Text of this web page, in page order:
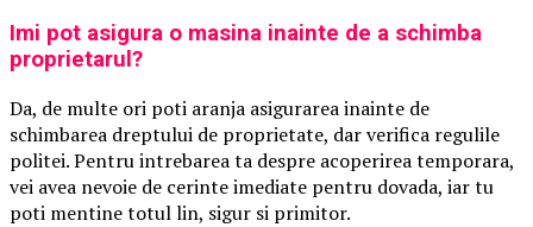
Imi pot asigura o masina inainte de a schimba
proprietarul?
Da, de multe ori poti aranja asigurarea inainte de
schimbarea dreptului de proprietate, dar verifica regulile
politei. Pentru intrebarea ta despre acoperirea temporara,
vei avea nevoie de cerinte imediate pentru dovada, iar tu
poti mentine totul lin, sigur si primitor.